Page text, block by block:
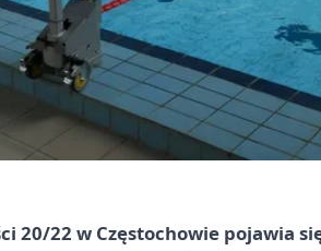
20/22 w Częstochowie pojawia